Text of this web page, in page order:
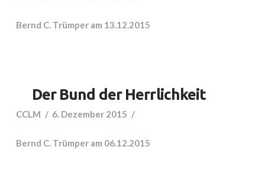
Bernd C. Trümper am 13.12.2015
Der Bund der Herrlichkeit
CCLM 6. Dezember 2015
Bernd C. Trümper am 06.12.2015